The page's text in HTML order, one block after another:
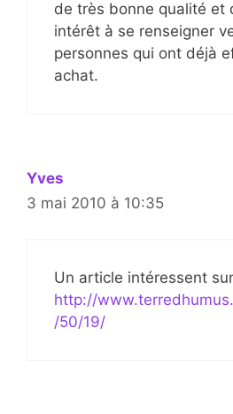
de très bonne qualité et
intérêt à se renseigner
personnes qui ont déjà
achat.
Yves
3 mai 2010 à 10:35
Un article intéressent
http://
/50/19/